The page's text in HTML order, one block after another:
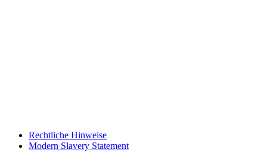
Rechtliche Hinweise
Modern Slavery Statement